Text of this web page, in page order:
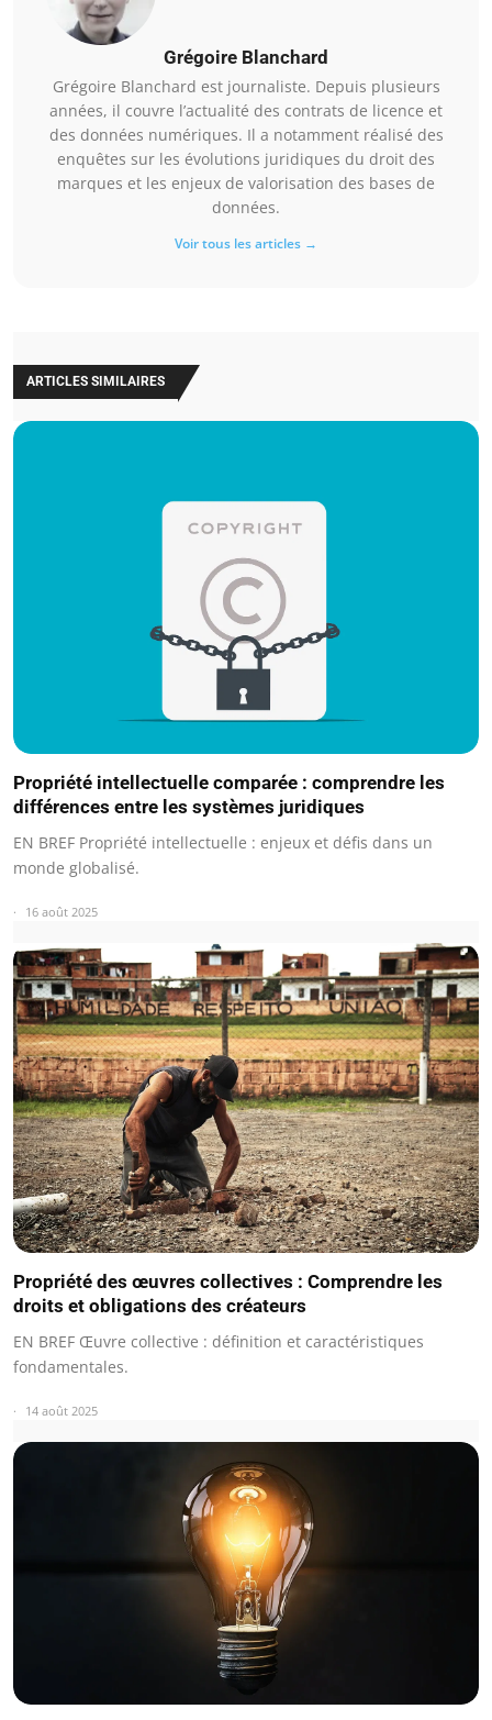
Grégoire Blanchard
Grégoire Blanchard est journaliste. Depuis plusieurs
années, il couvre l’actualité des contrats de licence et
des données numériques. Il a notamment réalisé des
enquêtes sur les évolutions juridiques du droit des
marques et les enjeux de valorisation des bases de
données.
Voir tous les articles →
ARTICLES SIMILAIRES
Propriété intellectuelle comparée : comprendre les
différences entre les systèmes juridiques
EN BREF Propriété intellectuelle : enjeux et défis dans un
monde globalisé.
16 août 2025
Propriété des œuvres collectives : Comprendre les
droits et obligations des créateurs
EN BREF Œuvre collective : définition et caractéristiques
fondamentales.
14 août 2025